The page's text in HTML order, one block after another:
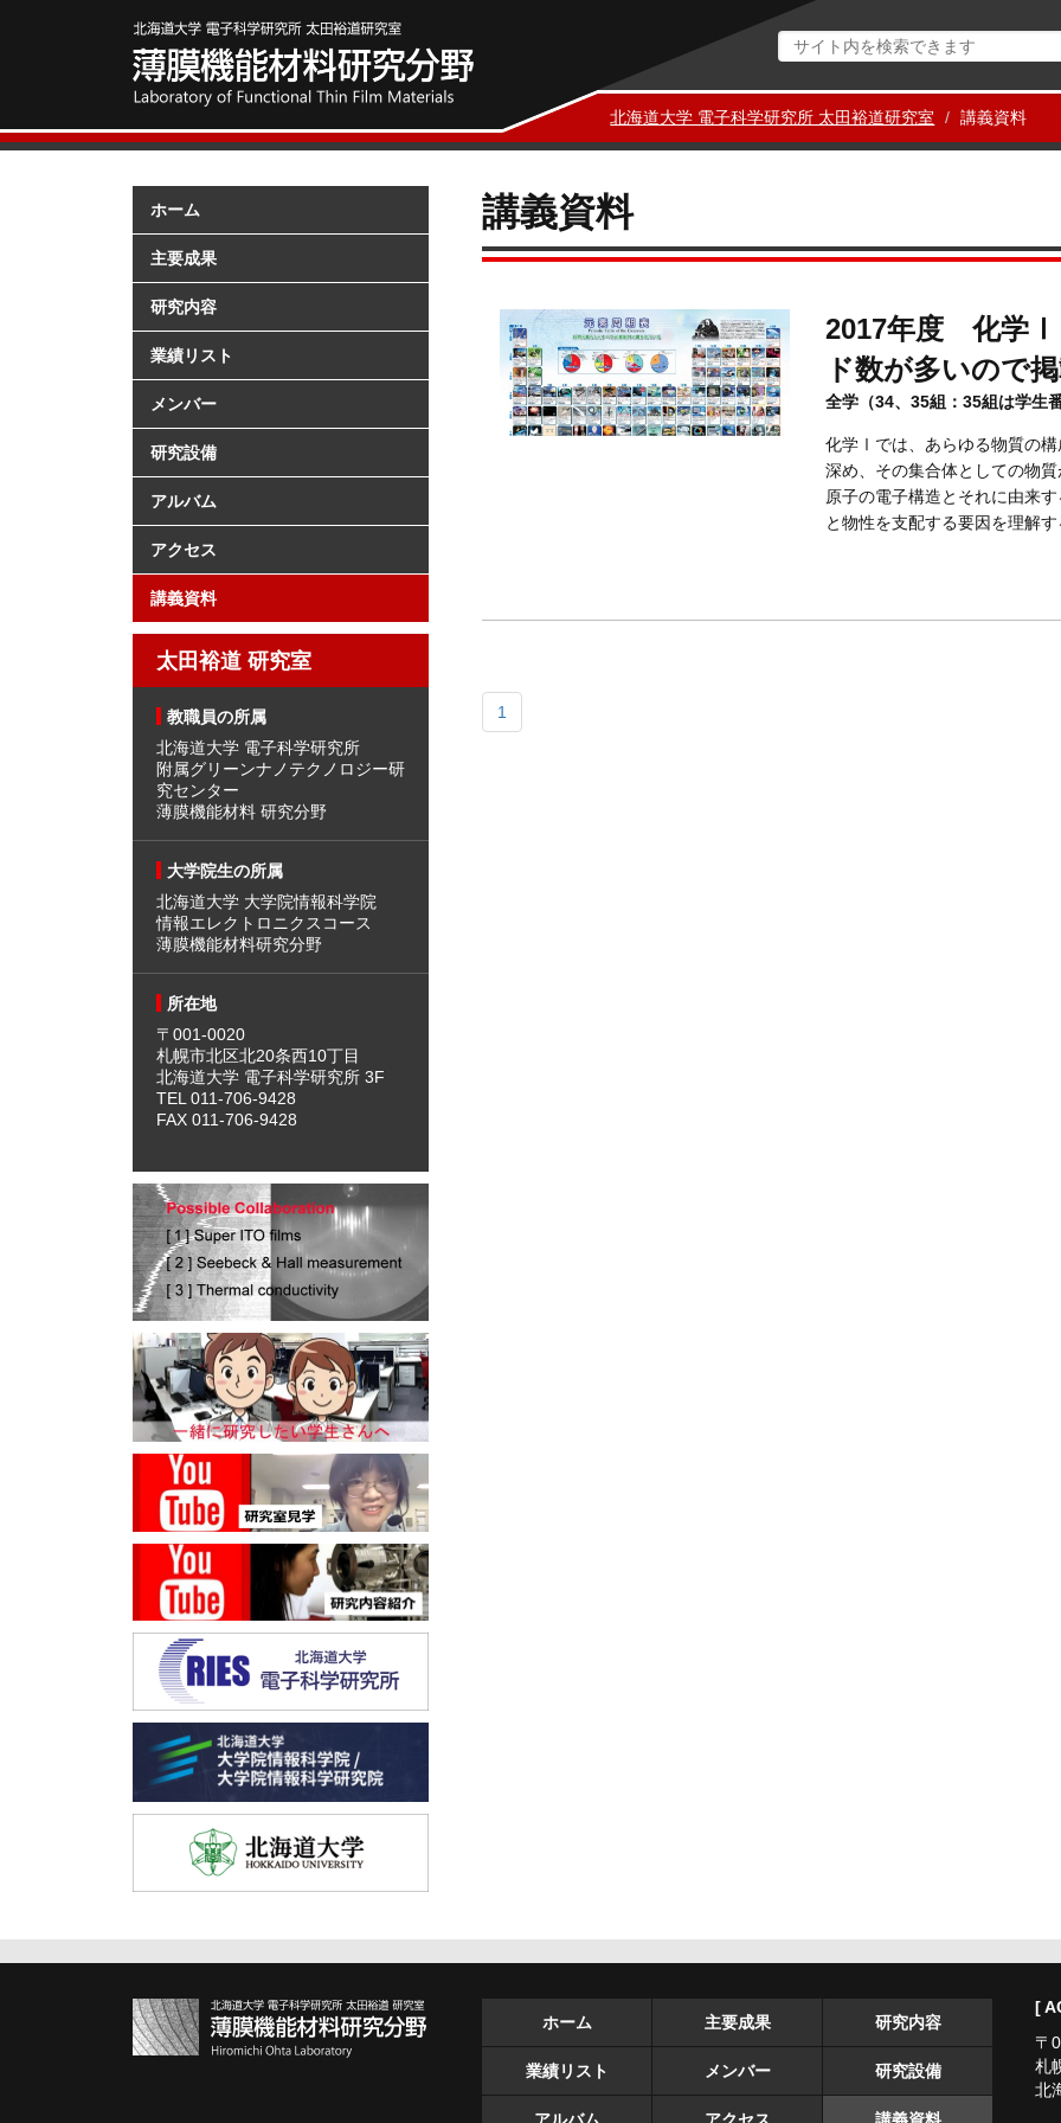
北海道大学 電子科学研究所 太田裕道研究室 講義資料
講義資料
2017年度 化学Ⅰ
ド数が多いので
全学（34、35組：35組は学生
化学Ⅰでは、あらゆる物質の構
深め、その集合体としての物
原子の電子構造とそれに由来
と物性を支配する要因を理解す
1
ホーム
主要成果
研究内容
業績リスト
メンバー
研究設備
アルバム
アクセス
講義資料
太田裕道 研究室
教職員の所属
北海道大学 電子科学研究所
附属グリーンナノテクノロジー研
究センター
薄膜機能材料 研究分野
大学院生の所属
北海道大学 大学院情報科学院
情報エレクトロニクスコース
薄膜機能材料研究分野
所在地
〒001-0020
札幌市北区北20条西10丁目
北海道大学 電子科学研究所 3F
TEL 011-706-9428
FAX 011-706-9428
ホーム 主要成果 研究内容
業績リスト メンバー 研究設備
アルバム アクセス 講義資料
[
〒
札
北